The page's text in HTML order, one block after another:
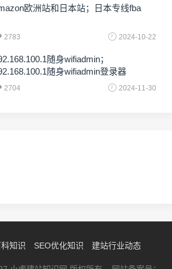
欧洲站和日本站；日本专线fba
2783 2024-10-22
随身wifiadmin；
随身wifiadmin登录器
2704 2024-11-30
知识 SEO优化知识 建站行业动态